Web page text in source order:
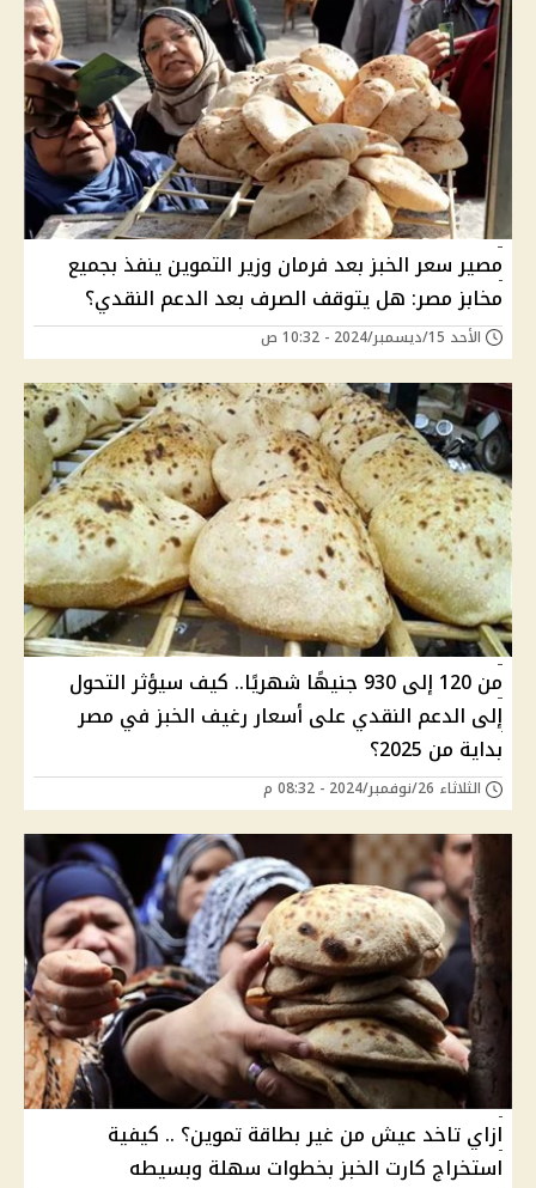
مصير سعر الخبز بعد فرمان وزير التموين ينفذ بجميع
مخابز مصر: هل يتوقف الصرف بعد الدعم النقدي؟
الأحد 15/ديسمبر/2024 - 10:32 ص
من 120 إلى 930 جنيهًا شهريًا.. كيف سيؤثر التحول
إلى الدعم النقدي على أسعار رغيف الخبز في مصر
بداية من 2025؟
الثلاثاء 26/نوفمبر/2024 - 08:32 م
ازاي تاخد عيش من غير بطاقة تموين؟ .. كيفية
استخراج كارت الخبز بخطوات سهلة وبسيطه